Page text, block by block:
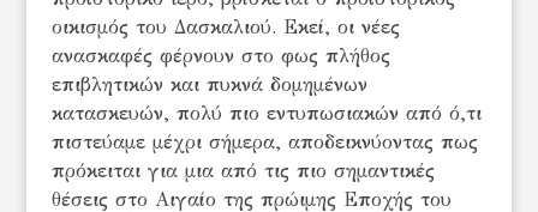
οικισμός του Δασκαλιού. Εκεί, οι νέες
ανασκαφές φέρνουν στο φως πλήθος
επιβλητικών και πυκνά δομημένων
κατασκευών, πολύ πιο εντυπωσιακών από ό,τι
πιστεύαμε μέχρι σήμερα, αποδεικνύοντας πως
πρόκειται για μια από τις πιο σημαντικές
θέσεις στο Αιγαίο της πρώιμης Εποχής του